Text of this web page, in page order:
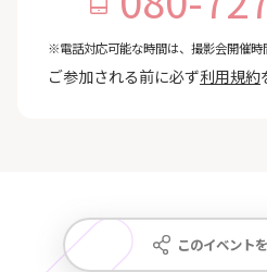
※電話対応可能な時間は、撮影会開催時
ご参加される前に必ず利用規約
このイベント